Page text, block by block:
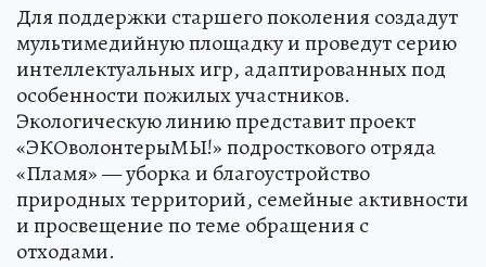
Для поддержки старшего поколения создадут
мультимедийную площадку и проведут серию
интеллектуальных игр, адаптированных под
особенности пожилых участников.
Экологическую линию представит проект
«ЭКОволонтерыМЫ!» подросткового отряда
«Пламя» — уборка и благоустройство
природных территорий, семейные активности
и просвещение по теме обращения с
отходами.